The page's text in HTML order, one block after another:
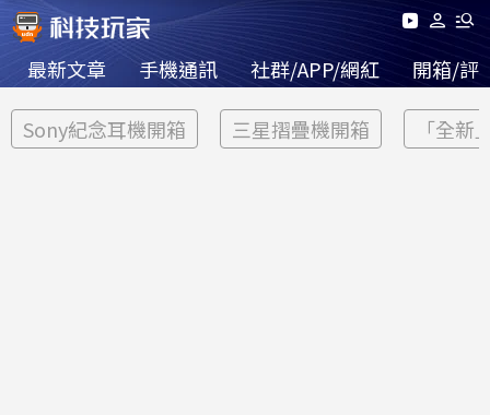
最新文章 手機通訊 社群/APP/網紅 開箱/評
Sony紀念耳機開箱 三星摺疊機開箱 「全新